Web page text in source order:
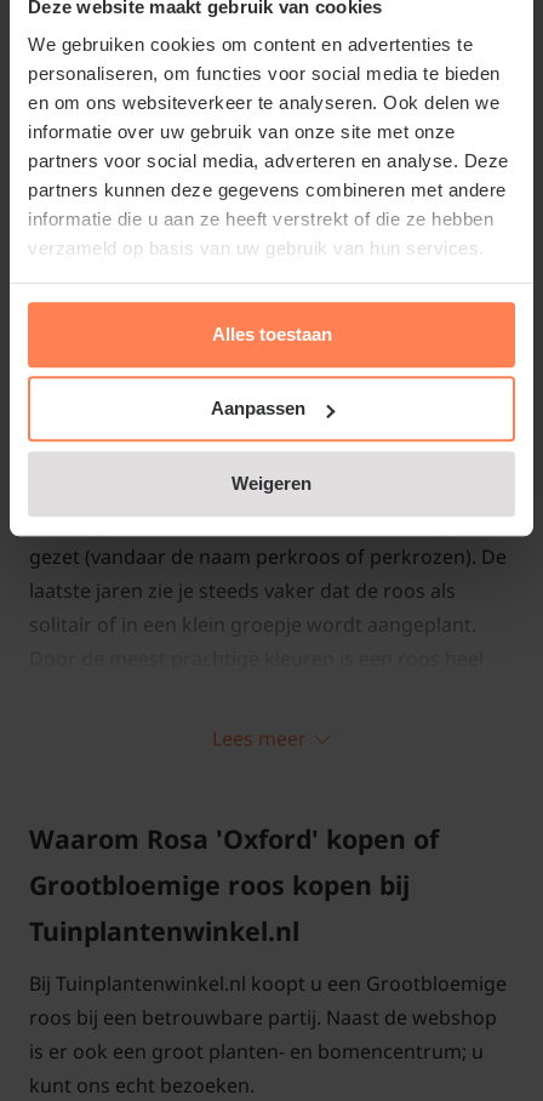
Deze website maakt gebruik van cookies
We gebruiken cookies om content en advertenties te
personaliseren, om functies voor social media te bieden
en om ons websiteverkeer te analyseren. Ook delen we
informatie over uw gebruik van onze site met onze
partners voor social media, adverteren en analyse. Deze
partners kunnen deze gegevens combineren met andere
informatie die u aan ze heeft verstrekt of die ze hebben
verzameld op basis van uw gebruik van hun services.
Alles toestaan
Aanpassen
Weigeren
een sterke fruitige geur. De rozen zijn sterk gevuld
en verschijnen in kleine bundels bijeen. De rozen zijn
vrij groot met een diameter tot 10 centimeter. De
Rosa 'Oxford' bloeit van juni tot aan oktober. Deze
roos kan zowel in de breedte als hoogte een lengte
van 100 centimeter bereiken. Als u de roos in maart
terugsnoeit tot een hoogte van ongeveer 15
centimeter zal de uiteindelijke hoogte ongeveer 80
centimeter zijn. De Rosa 'Oxford' is een selectie van
Rosa 'Well Being' of Rosa 'Harjangle'.
Het maakt niet uit of u een kleine of een grote tuin
bezit, struikrozen zijn een aanwinst in elke tuin.
Traditioneel worden rozen vaak in grote perken
gezet (vandaar de naam perkroos of perkrozen). De
laatste jaren zie je steeds vaker dat de roos als
solitair of in een klein groepje wordt aangeplant.
De ideale standplaats voor een roos is in de volle
zon. Het voordeel van deze standplaats is dat de
roos na een regenperiode snel opdroogt waardoor
het blad minder snel kans heeft op infecties. De
bloemen komen ook beter tot ontwikkeling en de
roos zal ook meer bloemknoppen maken. Stel dat u
een roos in de halfschaduw zet gaat dat meestal ook
goed, maar volledig in de schaduw aanplanten is
Lees meer
Waarom Rosa 'Oxford' kopen of
Grootbloemige roos kopen bij
Tuinplantenwinkel.nl
Bij Tuinplantenwinkel.nl koopt u een Grootbloemige
roos bij een betrouwbare partij. Naast de webshop
is er ook een groot planten- en bomencentrum; u
kunt ons echt bezoeken.